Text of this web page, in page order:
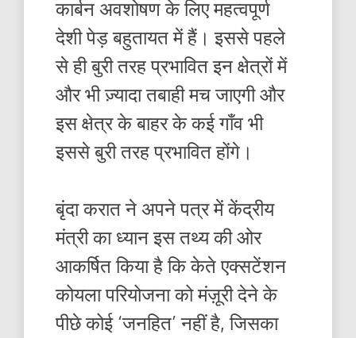
कार्बन अवशोषण के लिए महत्वपूर्ण
देशी पेड़ बहुतायत में हैं। इससे पहले
से ही बुरी तरह प्रभावित इन क्षेत्रों में
और भी ज़्यादा तबाही मच जाएगी और
इस क्षेत्र के बाहर के कई गाँव भी
इससे बुरी तरह प्रभावित होंगे।
बृंदा करात ने अपने पत्र में केंद्रीय
मंत्री का ध्यान इस तथ्य की ओर
आकर्षित किया है कि केते एक्सटेंशन
कोयला परियोजना को मंज़ूरी देने के
पीछे कोई ‘जनहित’ नहीं है, जिसका